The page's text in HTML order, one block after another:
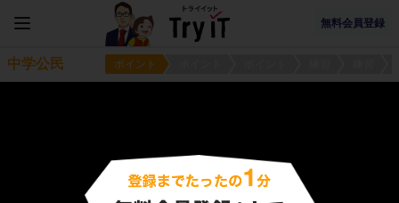
無料会員登録
中学公民 ポイント